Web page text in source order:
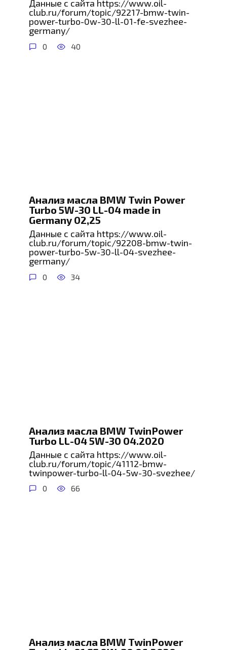
Данные с сайта https://www.oil-
club.ru/forum/topic/92217-bmw-twin-
power-turbo-0w-30-ll-01-fe-svezhee-
germany/
0 40
Анализ масла BMW Twin Power
Turbo 5W-30 LL-04 made in
Germany 02,25
Данные с сайта https://www.oil-
club.ru/forum/topic/92208-bmw-twin-
power-turbo-5w-30-ll-04-svezhee-
germany/
0 34
Анализ масла BMW TwinPower
Turbo LL-04 5W-30 04.2020
Данные с сайта https://www.oil-
club.ru/forum/topic/41112-bmw-
twinpower-turbo-ll-04-5w-30-svezhee/
0 66
Анализ масла BMW TwinPower